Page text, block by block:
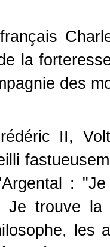
la
des
II,
:
Je trouve
les